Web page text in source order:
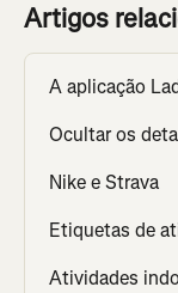
Artigos
A aplicação
Ocultar os
Nike e Strava
Etiquetas de
Atividades